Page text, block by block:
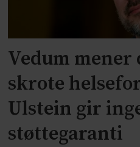
Vedum mener
skrote
Ulstein gir
støttegaranti